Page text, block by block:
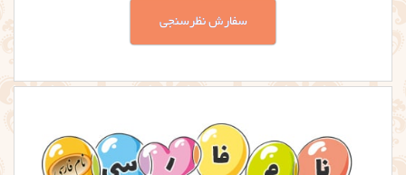
سفارش نظرسنجی